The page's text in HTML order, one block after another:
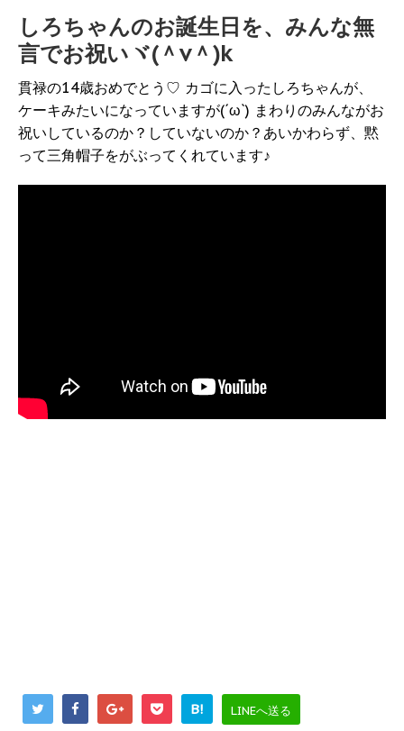
しろちゃんのお誕生日を、みんな無
言でお祝いヾ(＾v＾)k
貫禄の14歳おめでとう♡ カゴに入ったしろちゃんが、
ケーキみたいになっていますが(´ω`) まわりのみんながお
祝いしているのか？していないのか？あいかわらず、黙
って三角帽子をがぶってくれています♪
B! LINEへ送る